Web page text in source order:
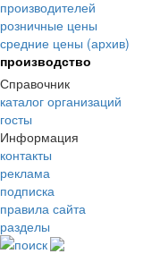
производителей
розничные цены
средние цены (архив)
производство
Справочник
каталог организаций
госты
Информация
контакты
реклама
подписка
правила сайта
разделы
поиск